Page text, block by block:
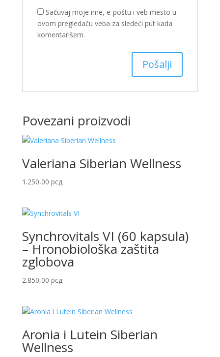
Sačuvaj moje ime, e-poštu i veb mesto u
ovom pregledaču veba za sledeći put kada
komentarišem.
Povezani proizvodi
Valeriana Siberian Wellness
1.250,00 рсд
Synchrovitals VI (60 kapsula)
– Hronobiološka zaštita
zglobova
2.850,00 рсд
Aronia i Lutein Siberian
Wellness